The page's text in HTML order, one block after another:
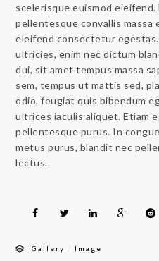
scelerisque euismod
pellentesque convallis massa
eleifend consectetur
ultricies, enim nec dictum
dui, sit amet tempus massa
sem, tempus ut mattis sed,
odio, feugiat quis bibendum
ultrices iaculis aliquet. Etiam
pellentesque purus. In
metus purus, blandit nec
lectus.
Gallery Image